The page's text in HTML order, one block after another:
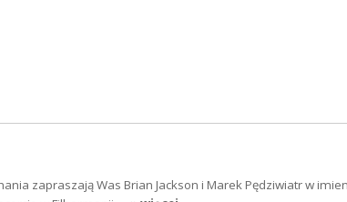
zapraszają Was Brian Jackson i Marek Pędziwiatr w